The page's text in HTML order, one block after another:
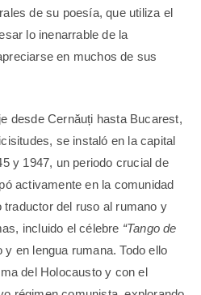
de su poesía, que utiliza el
lo inenarrable de la
en muchos de sus
desde Cernăuți hasta Bucarest,
se instaló en la capital
y 1947, un periodo crucial de
activamente en la comunidad
del ruso al rumano y
incluido el célebre “Tango de
y en lengua rumana. Todo ello
del Holocausto y con el